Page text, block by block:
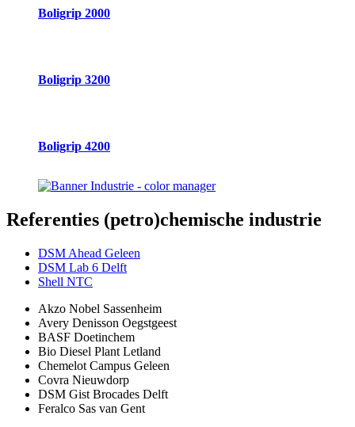
Boligrip 2000
Boligrip 3200
Boligrip 4200
Referenties (petro)chemische industrie
DSM Ahead Geleen
DSM Lab 6 Delft
Shell NTC
Akzo Nobel Sassenheim
Avery Denisson Oegstgeest
BASF Doetinchem
Bio Diesel Plant Letland
Chemelot Campus Geleen
Covra Nieuwdorp
DSM Gist Brocades Delft
Feralco Sas van Gent